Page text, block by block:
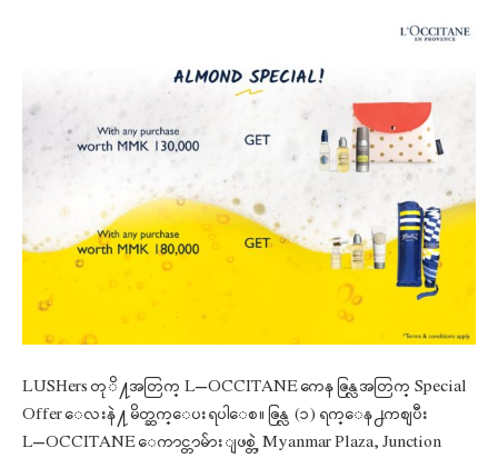
LUSHers တုိ႔အတြက္ L’OCCITANE ကေန ဇြန္လအတြက္ Special
Offer ေလးနဲ႔ မိတ္ဆက္ေပးရပါေစ။ ဇြန္လ (၁) ရက္ေန႕ကစျပီး
L’OCCITANE ေကာင္တာမ်ားျဖစ္တဲ့ Myanmar Plaza, Junction